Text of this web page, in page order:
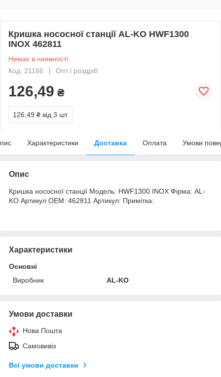
Кришка нососної станції AL-KO HWF1300
INOX 462811
Немає в наявності
Код: 21166
Опт і роздріб
126,49 ₴
126,49 ₴ від 3 шт.
Характеристики Доставка Оплата Умови
Опис
Кришка нососної станції Модель: HWF1300 INOX Фірма: AL-
KO Артикул OEM: 462811 Артикул: Примітка:
Характеристики
Основні
Виробник
AL-KO
Умови доставки
Нова Пошта
Самовивіз
Всі умови доставки